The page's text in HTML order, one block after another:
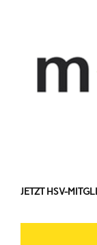
JETZT HSV-